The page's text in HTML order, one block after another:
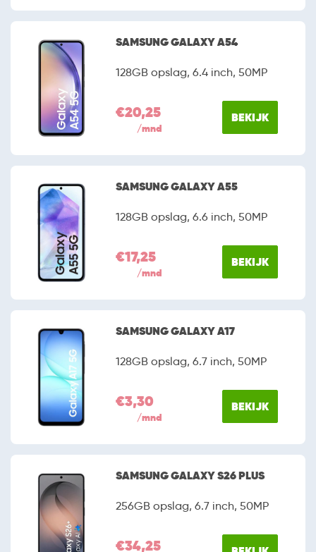
SAMSUNG GALAXY A54
128GB opslag, 6.4 inch, 50MP
€20,25
/mnd
BEKIJK
SAMSUNG GALAXY A55
128GB opslag, 6.6 inch, 50MP
€17,25
/mnd
BEKIJK
SAMSUNG GALAXY A17
128GB opslag, 6.7 inch, 50MP
€3,30
/mnd
BEKIJK
SAMSUNG GALAXY S26 PLUS
256GB opslag, 6.7 inch, 50MP
€34,25